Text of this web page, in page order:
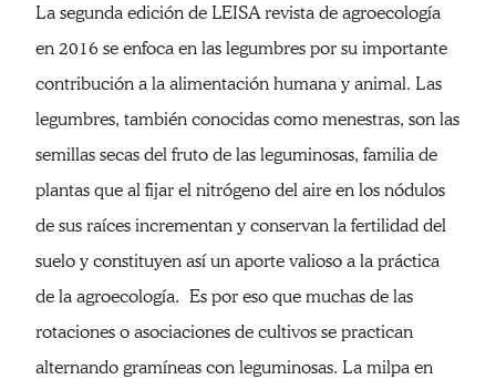
La segunda edición de LEISA revista de agroecología
en 2016 se enfoca en las legumbres por su importante
contribución a la alimentación humana y animal. Las
legumbres, también conocidas como menestras, son las
semillas secas del fruto de las leguminosas, familia de
plantas que al fijar el nitrógeno del aire en los nódulos
de sus raíces incrementan y conservan la fertilidad del
suelo y constituyen así un aporte valioso a la práctica
de la agroecología. Es por eso que muchas de las
rotaciones o asociaciones de cultivos se practican
alternando gramíneas con leguminosas. La milpa en